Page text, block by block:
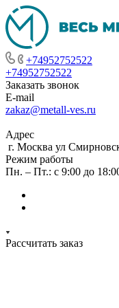
+74952752522
+74952752522
Заказать звонок
E-mail
zakaz@metall-ves.ru
Адрес
г. Москва ул
Режим работы
Пн. – Пт.: с 9:00 до
Рассчитать заказ